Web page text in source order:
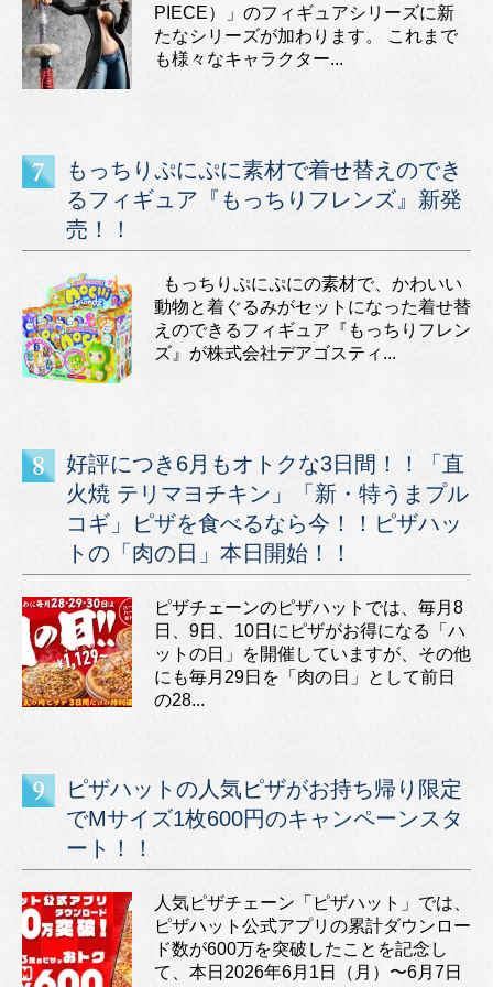
PIECE）」のフィギュアシリーズに新
たなシリーズが加わります。 これまで
も様々なキャラクター...
もっちりぷにぷに素材で着せ替えのでき
るフィギュア『もっちりフレンズ』新発
売！！
もっちりぷにぷにの素材で、かわいい
動物と着ぐるみがセットになった着せ替
えのできるフィギュア『もっちりフレン
ズ』が株式会社デアゴスティ...
好評につき6月もオトクな3日間！！「直
火焼 テリマヨチキン」「新・特うまプル
コギ」ピザを食べるなら今！！ピザハッ
トの「肉の日」本日開始！！
ピザチェーンのピザハットでは、毎月8
日、9日、10日にピザがお得になる「ハ
ットの日」を開催していますが、その他
にも毎月29日を「肉の日」として前日
の28...
ピザハットの人気ピザがお持ち帰り限定
でMサイズ1枚600円のキャンペーンスタ
ート！！
人気ピザチェーン「ピザハット」では、
ピザハット公式アプリの累計ダウンロー
ド数が600万を突破したことを記念し
て、本日2026年6月1日（月）〜6月7日